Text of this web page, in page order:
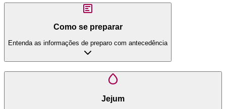
Como se preparar
Entenda as informações de preparo com antecedência
Jejum